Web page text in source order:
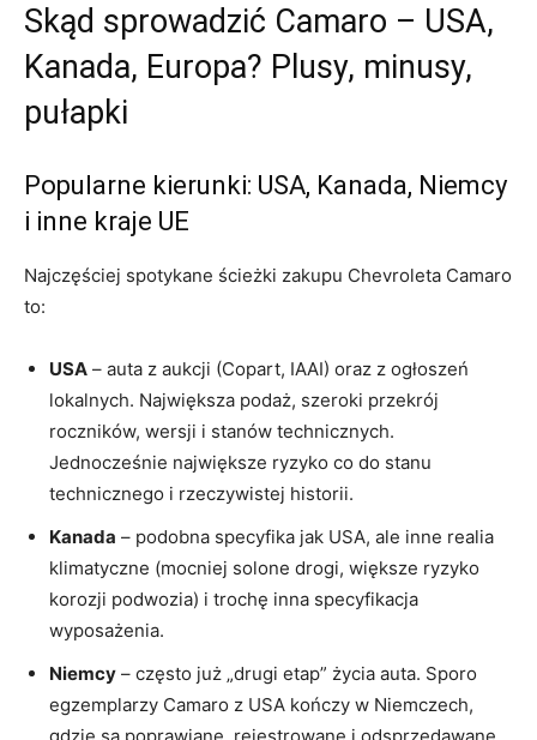
Skąd sprowadzić Camaro – USA,
Kanada, Europa? Plusy, minusy,
pułapki
Popularne kierunki: USA, Kanada, Niemcy
i inne kraje UE
Najczęściej spotykane ścieżki zakupu Chevroleta Camaro
to:
USA – auta z aukcji (Copart, IAAI) oraz z ogłoszeń
lokalnych. Największa podaż, szeroki przekrój
roczników, wersji i stanów technicznych.
Jednocześnie największe ryzyko co do stanu
technicznego i rzeczywistej historii.
Kanada – podobna specyfika jak USA, ale inne realia
klimatyczne (mocniej solone drogi, większe ryzyko
korozji podwozia) i trochę inna specyfikacja
wyposażenia.
Niemcy – często już „drugi etap” życia auta. Sporo
egzemplarzy Camaro z USA kończy w Niemczech,